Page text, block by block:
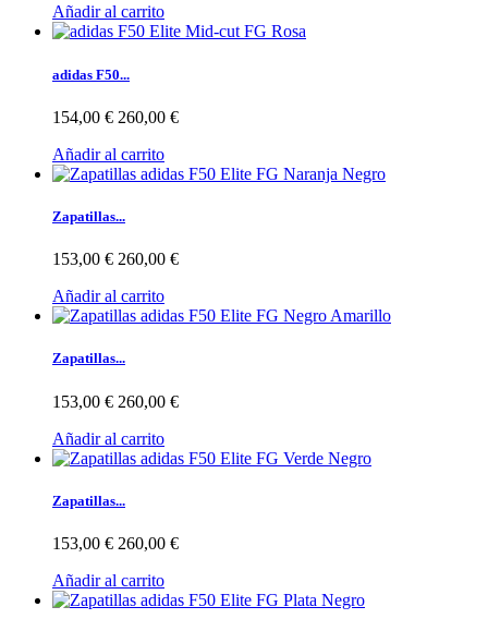
Añadir al carrito
adidas F50...
154,00 € 260,00 €
Añadir al carrito
Zapatillas...
153,00 € 260,00 €
Añadir al carrito
Zapatillas...
153,00 € 260,00 €
Añadir al carrito
Zapatillas...
153,00 € 260,00 €
Añadir al carrito